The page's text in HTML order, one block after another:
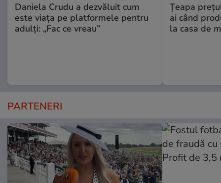
Daniela Crudu a dezvăluit cum
este viața pe platformele pentru
adulți: „Fac ce vreau”
Țeapa
ai când
la casa de
PARTENERI